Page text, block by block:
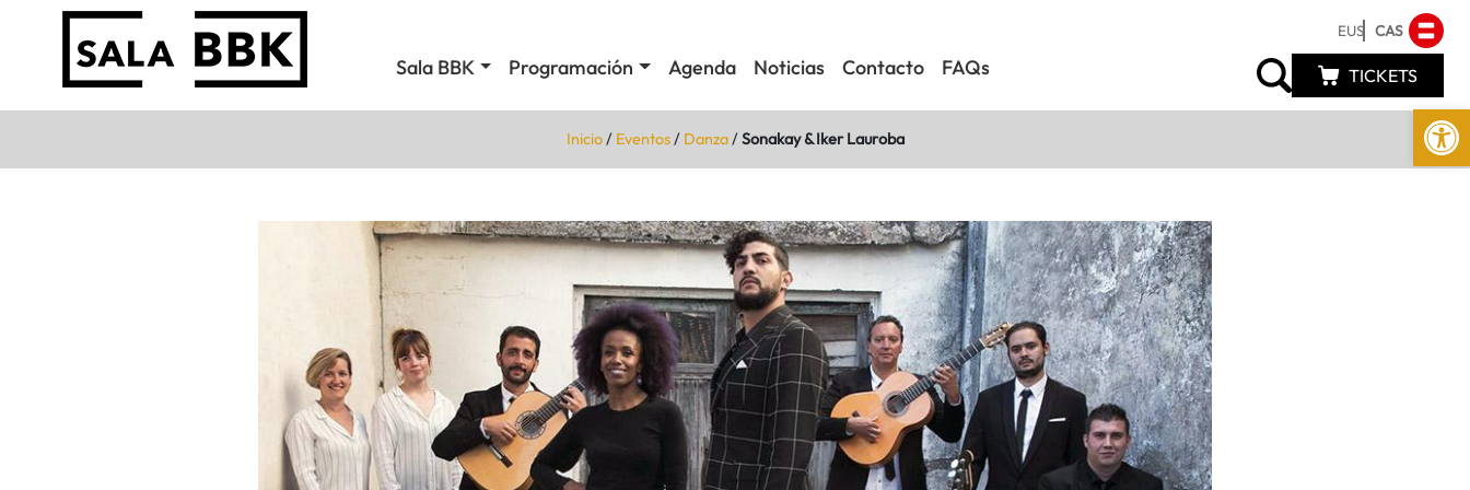
Abrir
Sala BBK Programación Agenda Noticias Contacto FAQs
EUS CAS
TICKETS
Inicio/ Eventos/ Danza/Sonakay & Iker Lauroba